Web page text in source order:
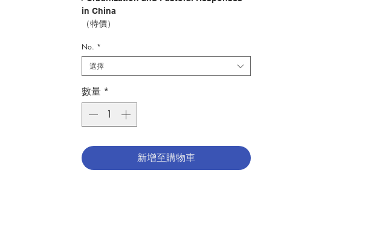
in China
（特價）
簡介：基於歷史發展的緣故，中國天主教會一
直集中在農村發展，但隨著城鄉人口轉移，農
村教友逐漸流失，不少遷往城市工作或上學。
面對城市化帶來的轉變，教會亦有需要改變牧
民策略，以迎接新挑戰。這正是面對新的時代
徵兆的具體回應。而且，受新冠肺炎的疫情的
影響，教會亦不得不發展新的牧民策略。本期
化這現象，以及從神學和牧靈角度作回應。
No. *
選擇
數量 *
新增至購物車